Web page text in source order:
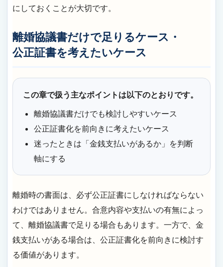
にしておくことが大切です。
離婚協議書だけで足りるケース・
公正証書を考えたいケース
この章で扱う主なポイントは以下のとおりです。
離婚協議書だけでも検討しやすいケース
公正証書化を前向きに考えたいケース
迷ったときは「金銭支払いがあるか」を判断
軸にする
離婚時の書面は、必ず公正証書にしなければならない
わけではありません。合意内容や支払いの有無によっ
て、離婚協議書で足りる場合もあります。一方で、金
銭支払いがある場合は、公正証書化を前向きに検討す
る価値があります。